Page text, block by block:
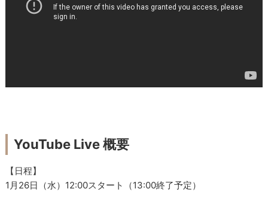
YouTube Live 概要
【日程】
1月26日（水）12:00スタート（13:00終了予定）